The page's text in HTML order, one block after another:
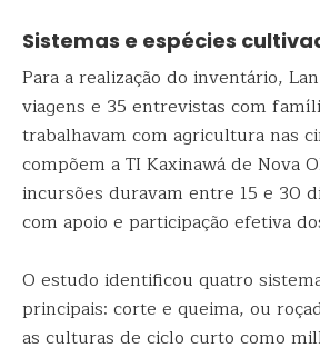
Sistemas e espécies
Para a realização do inventário,
viagens e 35 entrevistas com
trabalhavam com agricultura nas
compõem a TI Kaxinawá de Nova
incursões duravam entre 15 e 30
com apoio e participação efetiva
O estudo identificou quatro
principais: corte e queima, ou
as culturas de ciclo curto como